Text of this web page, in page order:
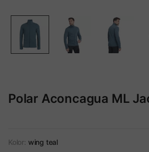
Polar Aconcagua ML
Kolor: wing teal